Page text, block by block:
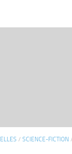
/ SCIENCE-FICTION /